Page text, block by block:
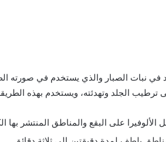
في نبات الصبار والذي يستخدم في صورته
ترطيب الجلد وتهدئته، ويستخدم بهذه
على البقع والمناطق المنتشر